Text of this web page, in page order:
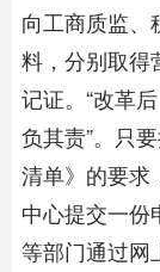
向工商质监、
料，分别取得
记证。“改革
负其责”。只
清单》的要求
中心提交一份
等部门通过网